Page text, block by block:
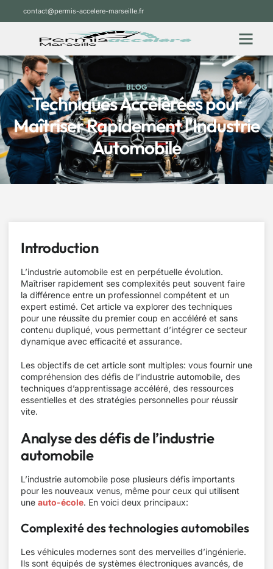
contact@permis-accelere-marseille.fr
BLOG
Techniques Accélérées pour
Maîtriser Rapidement l’Industrie
Automobile
Introduction
L’industrie automobile est en perpétuelle évolution.
Maîtriser rapidement ses complexités peut souvent faire
la différence entre un professionnel compétent et un
expert estimé. Cet article va explorer des techniques
pour une réussite du premier coup en accéléré et sans
contenu dupliqué, vous permettant d’intégrer ce secteur
dynamique avec efficacité et assurance.
Les objectifs de cet article sont multiples: vous fournir une
compréhension des défis de l’industrie automobile, des
techniques d’apprentissage accéléré, des ressources
essentielles et des stratégies personnelles pour réussir
vite.
Analyse des défis de l’industrie
automobile
L’industrie automobile pose plusieurs défis importants
pour les nouveaux venus, même pour ceux qui utilisent
une auto-école. En voici deux principaux:
Complexité des technologies automobiles
Les véhicules modernes sont des merveilles d’ingénierie.
Ils sont équipés de systèmes électroniques avancés, de